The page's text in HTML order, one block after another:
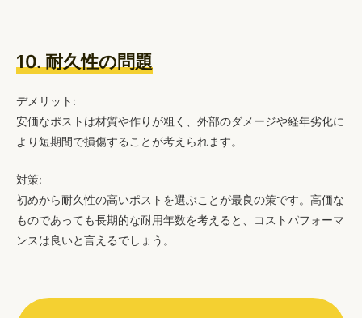
10. 耐久性の問題
デメリット:
安価なポストは材質や作りが粗く、外部のダメージや経年劣化に
より短期間で損傷することが考えられます。
対策:
初めから耐久性の高いポストを選ぶことが最良の策です。高価な
ものであっても長期的な耐用年数を考えると、コストパフォーマ
ンスは良いと言えるでしょう。